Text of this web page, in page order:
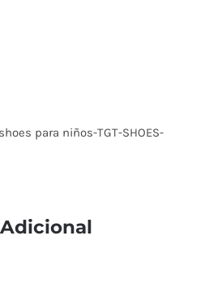
para niños-TGT-SHOES-